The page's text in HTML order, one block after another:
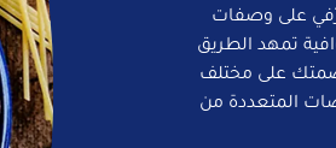
على وصفات
تمهد الطريق
على مختلف
المتعددة من